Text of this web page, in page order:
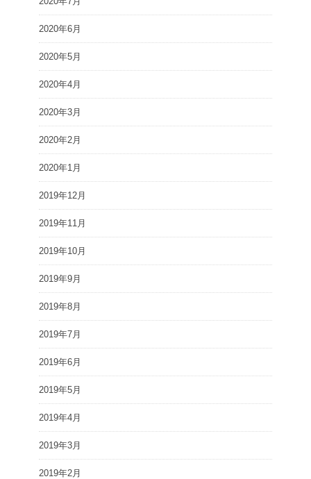
2020年6月
2020年5月
2020年4月
2020年3月
2020年2月
2020年1月
2019年12月
2019年11月
2019年10月
2019年9月
2019年8月
2019年7月
2019年6月
2019年5月
2019年4月
2019年3月
2019年2月